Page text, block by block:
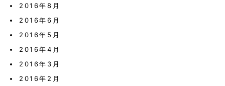
2016年8月
2016年6月
2016年5月
2016年4月
2016年3月
2016年2月